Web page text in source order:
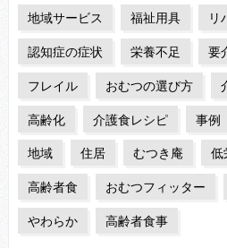
地域サービス 福祉用具 リ
認知症の症状 栄養不足 要
フレイル おむつの選び方
高齢化 介護食レシピ 事例
地域 住居 むつき庵 低
高齢者食 おむつフィッター
やわらか 高齢者食事